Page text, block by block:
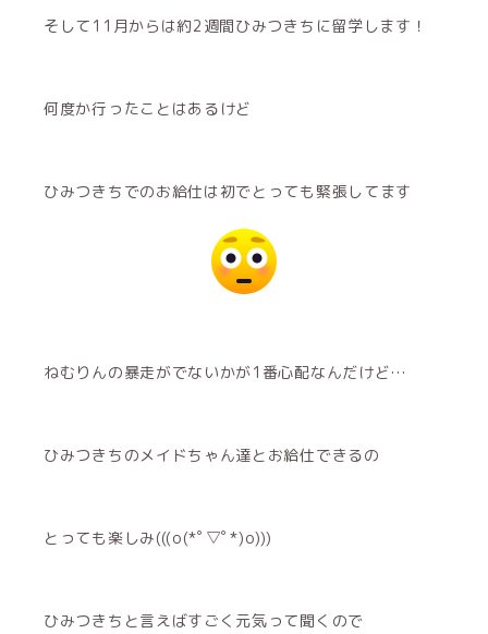
そして11月からは約2週間ひみつきちに留学します！
何度か行ったことはあるけど
ひみつきちでのお給仕は初でとっても緊張してます
ねむりんの暴走がでないかが1番心配なんだけど…
ひみつきちのメイドちゃん達とお給仕できるの
とっても楽しみ(((o(*ﾟ▽ﾟ*)o)))
ひみつきちと言えばすごく元気って聞くので